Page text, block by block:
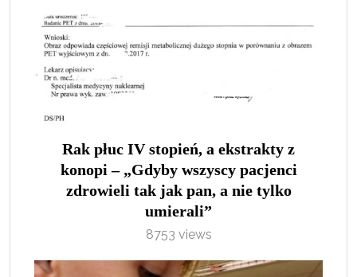
Rak płuc IV stopień, a ekstrakty z
konopi – „Gdyby wszyscy pacjenci
zdrowieli tak jak pan, a nie tylko
umierali”
8753 views